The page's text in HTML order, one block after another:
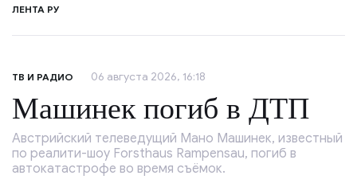
ЛЕНТА РУ
ТВ И РАДИО 06 августа 2026, 16:18
Машинек погиб в ДТП
Австрийский телеведущий Мано Машинек, известный
по реалити-шоу Forsthaus Rampensau, погиб в
автокатастрофе во время съёмок.